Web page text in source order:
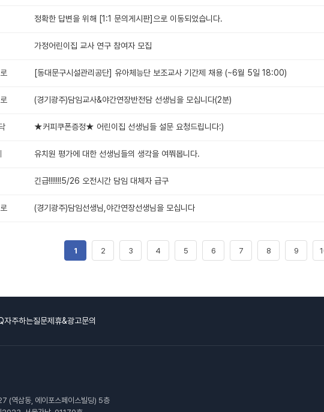
정확한 답변을 위해 [1:1 문의게시판]으로 이동되었습니다.
가정어린이집 교사 연구 참여자 모집
[동대문구시설관리공단] 유아체능단 보조교사 기간제 채용 (~6월 5일 18:00)
(경기광주)담임교사&야간연장반전담 선생님을 모십니다(2분)
★커피쿠폰증정★ 어린이집 선생님들 설문 요청드립니다:)
유치원 평가에 대한 선생님들의 생각을 여쭤봅니다.
긴급!!!!!!!5/26 오전시간 담임 대체자 급구
(경기광주)담임선생님,야간연장선생님을 모십니다
1 2 3 4 5 6 7 8 9
자주하는질문제휴&광고문의
(역삼동, 에이포스페이스빌딩) 5층